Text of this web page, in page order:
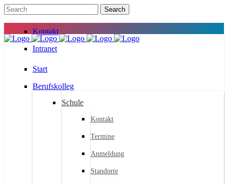
Kontakt
Intranet
Start
Berufskolleg
Schule
Kontakt
Termine
Anmeldung
Standorte